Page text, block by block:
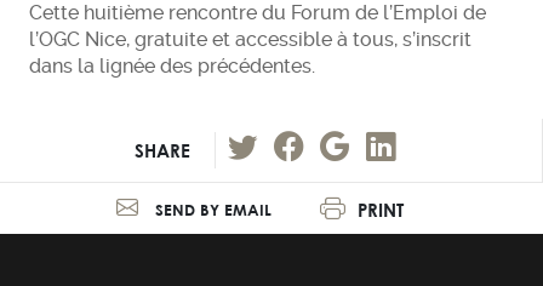
Cette huitième rencontre du Forum de l’Emploi de
l’OGC Nice, gratuite et accessible à tous, s’inscrit
dans la lignée des précédentes.
SHARE
SEND BY EMAIL PRINT